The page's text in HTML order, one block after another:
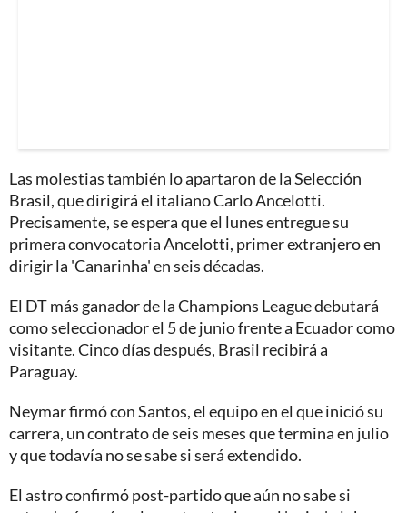
Las molestias también lo apartaron de la Selección
Brasil, que dirigirá el italiano Carlo Ancelotti.
Precisamente, se espera que el lunes entregue su
primera convocatoria Ancelotti, primer extranjero en
dirigir la 'Canarinha' en seis décadas.
El DT más ganador de la Champions League debutará
como seleccionador el 5 de junio frente a Ecuador como
visitante. Cinco días después, Brasil recibirá a
Paraguay.
Neymar firmó con Santos, el equipo en el que inició su
carrera, un contrato de seis meses que termina en julio
y que todavía no se sabe si será extendido.
El astro confirmó post-partido que aún no sabe si